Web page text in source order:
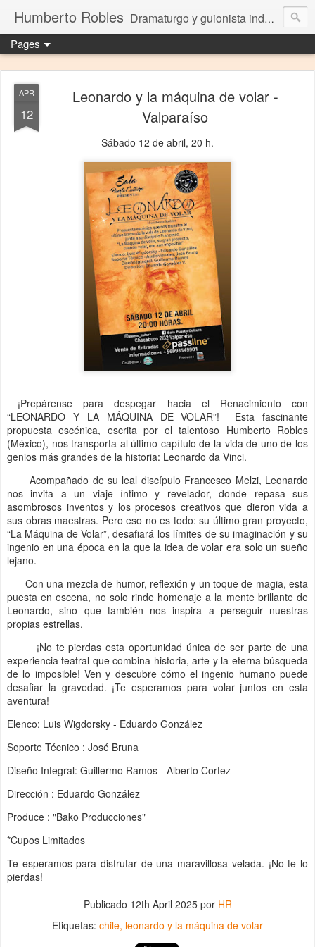
Humberto Robles Dramaturgo y guionista independiente
Pages
APR
12
Leonardo y la máquina de volar -
Valparaíso
Sábado 12 de abril, 20 h.
¡Prepárense para despegar hacia el Renacimiento con
“LEONARDO Y LA MÁQUINA DE VOLAR”! Esta fascinante
propuesta escénica, escrita por el talentoso Humberto Robles
(México), nos transporta al último capítulo de la vida de uno de los
genios más grandes de la historia: Leonardo da Vinci.
Acompañado de su leal discípulo Francesco Melzi, Leonardo
nos invita a un viaje íntimo y revelador, donde repasa sus
asombrosos inventos y los procesos creativos que dieron vida a
sus obras maestras. Pero eso no es todo: su último gran proyecto,
“La Máquina de Volar”, desafiará los límites de su imaginación y su
ingenio en una época en la que la idea de volar era solo un sueño
lejano.
Con una mezcla de humor, reflexión y un toque de magia, esta
puesta en escena, no solo rinde homenaje a la mente brillante de
Leonardo, sino que también nos inspira a perseguir nuestras
propias estrellas.
¡No te pierdas esta oportunidad única de ser parte de una
experiencia teatral que combina historia, arte y la eterna búsqueda
de lo imposible! Ven y descubre cómo el ingenio humano puede
desafiar la gravedad. ¡Te esperamos para volar juntos en esta
aventura!
Elenco: Luis Wigdorsky - Eduardo González
Soporte Técnico : José Bruna
Diseño Integral: Guillermo Ramos - Alberto Cortez
Dirección : Eduardo González
Produce : "Bako Producciones"
*Cupos Limitados
Te esperamos para disfrutar de una maravillosa velada. ¡No te lo
pierdas!
Publicado 12th April 2025por HR
Etiquetas: chile leonardo y la máquina de volar